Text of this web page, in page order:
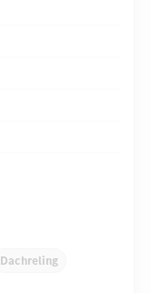
Dachreling